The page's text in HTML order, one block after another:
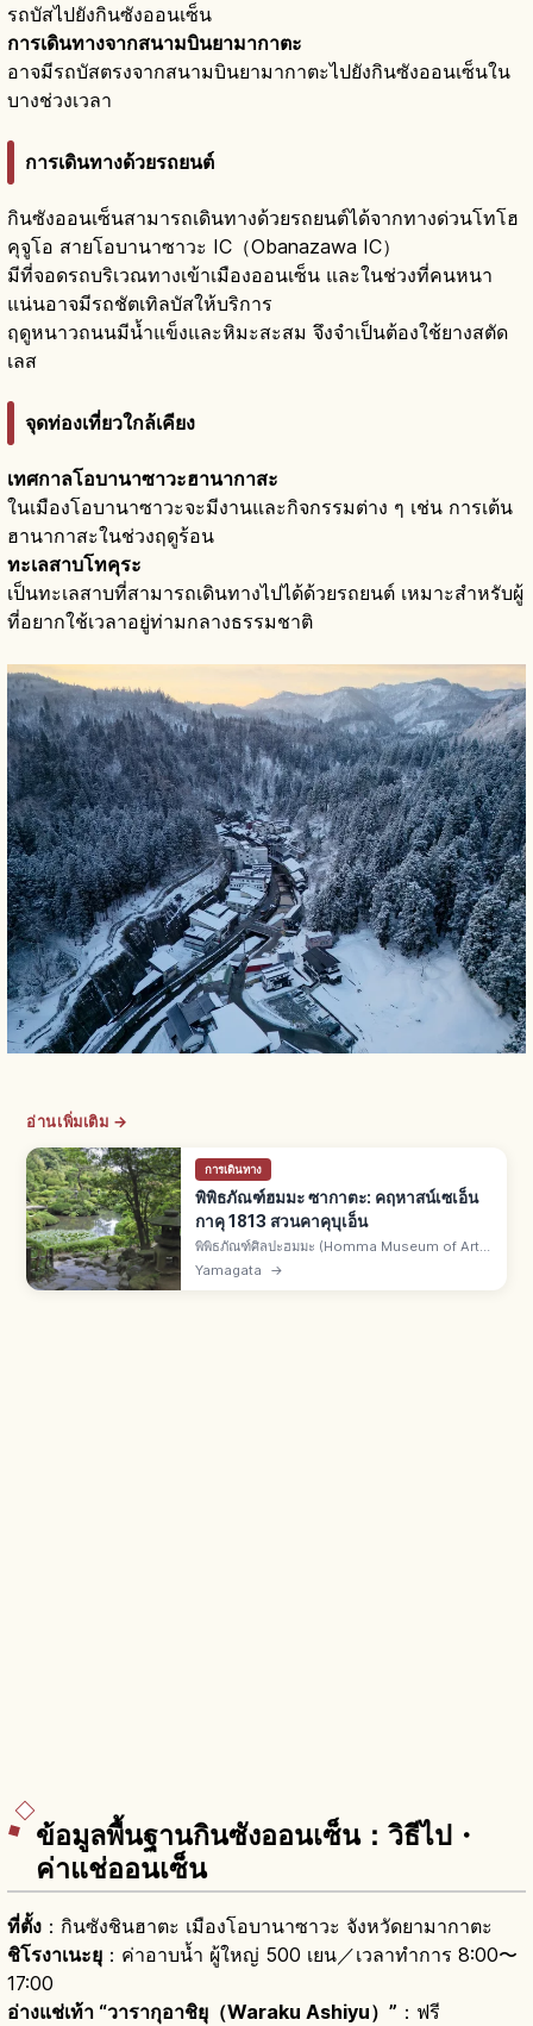
รถบัสไปยังกินซังออนเซ็น
การเดินทางจากสนามบินยามากาตะ
อาจมีรถบัสตรงจากสนามบินยามากาตะไปยังกินซังออนเซ็นใน
บางช่วงเวลา
การเดินทางด้วยรถยนต์
กินซังออนเซ็นสามารถเดินทางด้วยรถยนต์ได้จากทางด่วนโทโฮ
คุจูโอ สายโอบานาซาวะ IC（Obanazawa IC）
มีที่จอดรถบริเวณทางเข้าเมืองออนเซ็น และในช่วงที่คนหนา
แน่นอาจมีรถชัตเทิลบัสให้บริการ
ฤดูหนาวถนนมีน้ำแข็งและหิมะสะสม จึงจำเป็นต้องใช้ยางสตัด
เลส
จุดท่องเที่ยวใกล้เคียง
เทศกาลโอบานาซาวะฮานากาสะ
ในเมืองโอบานาซาวะจะมีงานและกิจกรรมต่าง ๆ เช่น การเต้น
ฮานากาสะในช่วงฤดูร้อน
ทะเลสาบโทคุระ
เป็นทะเลสาบที่สามารถเดินทางไปได้ด้วยรถยนต์ เหมาะสำหรับผู้
ที่อยากใช้เวลาอยู่ท่ามกลางธรรมชาติ
อ่านเพิ่มเติม →
การเดินทาง
พิพิธภัณฑ์ฮมมะ ซากาตะ: คฤหาสน์เซเอ็น
กาคุ 1813 สวนคาคุบุเอ็น
พิพิธภัณฑ์ศิลปะฮมมะ (Homma Museum of Art)
คือพิพิธภัณฑ์เอกชนซากาตะ จ.ยามากาตะ เปิดปี
1947 รวมคอลเลกชันตระกูลฮมมะ คฤหาสน์เซเอ็น
Yamagata →
ข้อมูลพื้นฐานกินซังออนเซ็น：วิธีไป・
ค่าแช่ออนเซ็น
ที่ตั้ง ：กินซังชินฮาตะ เมืองโอบานาซาวะ จังหวัดยามากาตะ
ชิโรงาเนะยุ ：ค่าอาบน้ำ ผู้ใหญ่ 500 เยน／เวลาทำการ 8:00〜
17:00
อ่างแช่เท้า “วารากุอาชิยุ（Waraku Ashiyu）” ：ฟรี